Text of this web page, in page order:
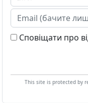
Сповіщати про
This site is protected by